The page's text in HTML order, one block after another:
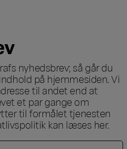
nyhedsbrev; så går du
på hjemmesiden. Vi
til andet end at
et par gange om
til formålet tjenesten
kan læses her.